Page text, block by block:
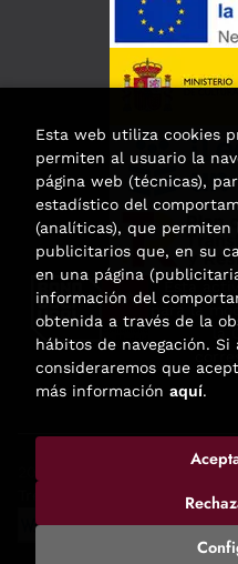
Esta
para la
la
.
Esta web utiliza cookies
permiten al usuario la
página web (técnicas),
estadístico del
(analíticas), que permiten
publicitarios que, en su
en una página
información del
obtenida a través de la
hábitos de navegación. Si
consideraremos que
más información aquí.